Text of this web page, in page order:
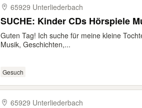
65929 Unterliederbach
SUCHE: Kinder CDs Hörspiele
Guten Tag! Ich suche für meine kleine
Musik, Geschichten,...
Gesuch
65929 Unterliederbach